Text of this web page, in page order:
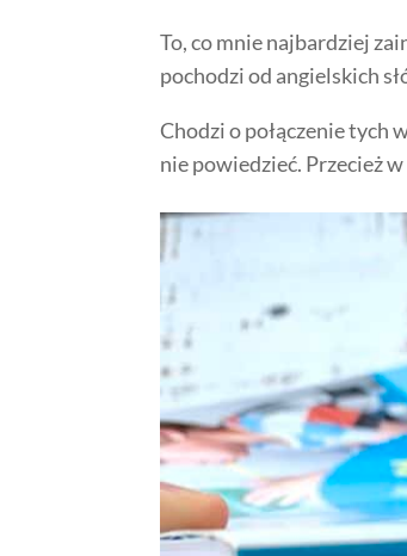
To, co mnie najbardziej
pochodzi od angielskich
Chodzi o połączenie tych
nie powiedzieć. Przecież